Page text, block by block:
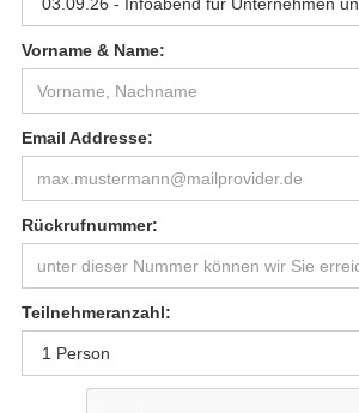
Vorname & Name:
Email Addresse:
Rückrufnummer:
Teilnehmeranzahl: